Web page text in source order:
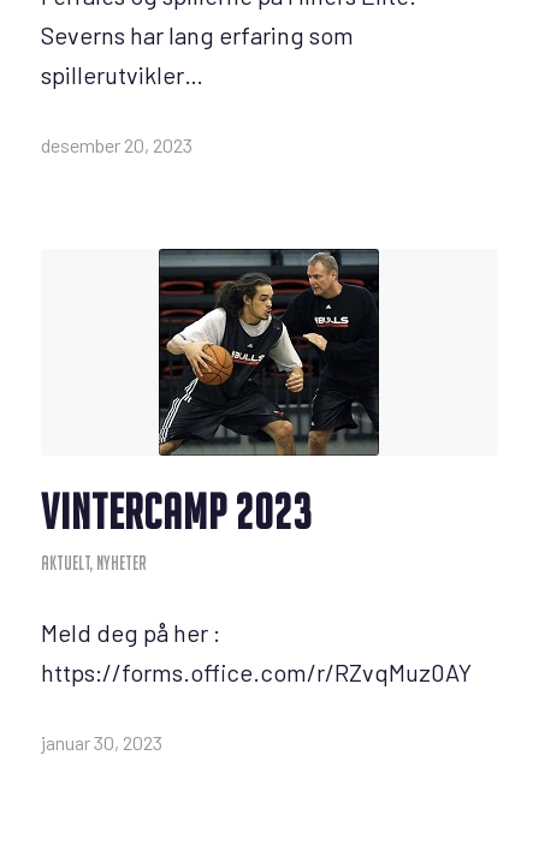
Severns har lang erfaring som
spillerutvikler…
desember 20, 2023
VINTERCAMP 2023
AKTUELT, NYHETER
Meld deg på her :
https://forms.office.com/r/RZvqMuz0AY
januar 30, 2023